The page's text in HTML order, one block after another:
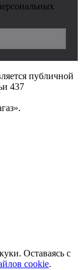
публичной
437
Оставаясь с
cookie.